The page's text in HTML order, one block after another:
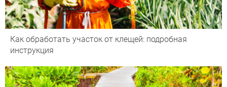
Как обработать участок от клещей: подробная
инструкция